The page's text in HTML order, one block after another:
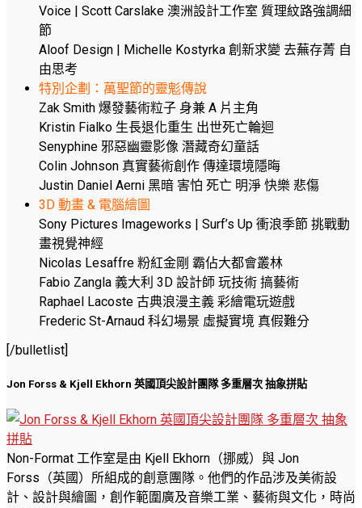
Voice | Scott Carslake 澳洲設計工作室 質理紋路強調細
節
Aloof Design | Michelle Kostyrka 創新求變 去蕪存菁 自
由思考
特別企劃：萬聖節的靈鬽傳說
Zak Smith 爆發藝術粒子 身兼 A 片主角
Kristin Fialko 生長退化重生 出世死亡輪迴
Senyphine 邪惡幽靈影像 潛藏奇幻童話
Colin Johnson 真實藝術創作 傳達環境隱晦
Justin Daniel Aerni 黑暗 害怕 死亡 明淨 快樂 悲傷
3D 動畫 & 電腦繪圖
Sony Pictures Imageworks | Surf’s Up 衝浪季節 挑戰動
畫視覺神經
Nicolas Lesaffre 粉紅金剛 霸佔大都會叢林
Fabio Zangla 義大利 3D 設計師 玩技術 搞藝術
Raphael Lacoste 古典浪漫主義 彩繪電玩遊戲
Frederic St-Arnaud 科幻場景 虛擬實境 真假難分
[/bulletlist]
Jon Forss & Kjell Ekhorn 英國頂尖設計團隊 多重層次 抽象拼貼
Non-Format 工作室是由 Kjell Ekhorn（挪威）與 Jon
Forss（英國）所組成的創意團隊。他們的作品涉及美術設
計、設計與繪圖，創作範圍廣及音樂工業、藝術與文化，時尚